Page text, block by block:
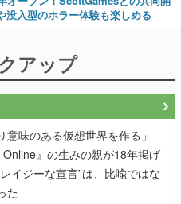
没入型のホラー体験も楽しめる
アップ
意味のある仮想世界を作る」
』の生みの親が18年掲げ
イジーな宣言”は、比喩ではな
た